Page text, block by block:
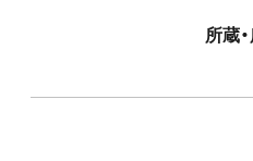
所蔵